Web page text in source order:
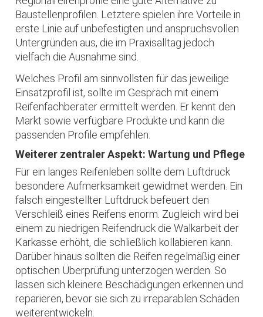
Baustellenprofilen. Letztere spielen ihre Vorteile in
erste Linie auf unbefestigten und anspruchsvollen
Untergründen aus, die im Praxisalltag jedoch
vielfach die Ausnahme sind.
Welches Profil am sinnvollsten für das jeweilige
Einsatzprofil ist, sollte im Gespräch mit einem
Reifenfachberater ermittelt werden. Er kennt den
Markt sowie verfügbare Produkte und kann die
passenden Profile empfehlen.
Weiterer zentraler Aspekt: Wartung und Pflege
Für ein langes Reifenleben sollte dem Luftdruck
besondere Aufmerksamkeit gewidmet werden. Ein
falsch eingestellter Luftdruck befeuert den
Verschleiß eines Reifens enorm. Zugleich wird bei
einem zu niedrigen Reifendruck die Walkarbeit der
Karkasse erhöht, die schließlich kollabieren kann.
Darüber hinaus sollten die Reifen regelmäßig einer
optischen Überprüfung unterzogen werden. So
lassen sich kleinere Beschädigungen erkennen und
reparieren, bevor sie sich zu irreparablen Schäden
weiterentwickeln.